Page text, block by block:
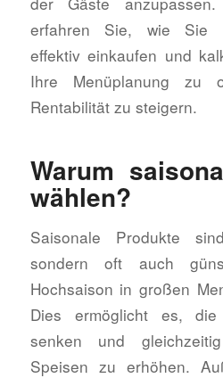
erfahren Sie, wie Sie
effektiv einkaufen und
Ihre Menüplanung zu
Rentabilität zu steigern.
Warum
wählen?
Saisonale Produkte
sondern oft auch
Hochsaison in großen
Dies ermöglicht es, die
senken und
Speisen zu erhöhen.